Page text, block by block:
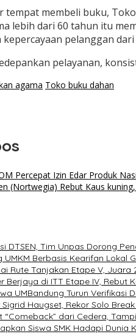
tempat membeli buku,
lebih dari 60 tahun itu
pelanggan
pelayanan,
agama Toko buku dahan
Percepat Izin Edar Produk
(Nortwegia) Rebut Kaus
DTSEN, Tim Unpas Dorong
UMKM Berbasis Kearifan Lokal
Rute Tanjakan Etape V, Juara
Berjaya di ITT Etape IV, Rebut
UMBandung Turun
Haugset, Rekor Solo
“Comeback” dari Cedera,
Siswa SMK Hadapi